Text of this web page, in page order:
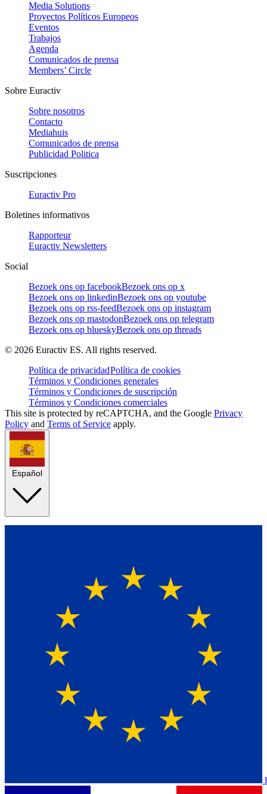
Media Solutions
Proyectos Políticos Europeos
Eventos
Trabajos
Agenda
Comunicados de prensa
Members’ Circle
Sobre Euractiv
Sobre nosotros
Contacto
Mediahuis
Comunicados de prensa
Publicidad Politica
Suscripciones
Euractiv Pro
Boletines informativos
Rapporteur
Euractiv Newsletters
Social
Bezoek ons op facebookBezoek ons op x
Bezoek ons op linkedinBezoek ons op youtube
Bezoek ons op rss-feedBezoek ons op instagram
Bezoek ons op mastodonBezoek ons op telegram
Bezoek ons op blueskyBezoek ons op threads
© 2026 Euractiv ES. All rights reserved.
Política de privacidadPolítica de cookies
Términos y Condiciones generales
Términos y Condiciones de suscripción
Términos y Condiciones comerciales
This site is protected by reCAPTCHA, and the Google Privacy
Policy and Terms of Service apply.
Español